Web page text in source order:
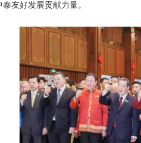
友好发展贡献力量。